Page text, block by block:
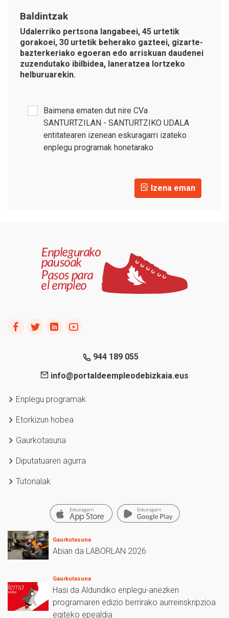
Baldintzak
Udalerriko pertsona langabeei, 45 urtetik
gorakoei, 30 urtetik beherako gazteei, gizarte-
bazterkeriako egoeran edo arriskuan daudenei
zuzendutako ibilbidea, laneratzea lortzeko
helburuarekin.
Baimena ematen dut nire CVa
SANTURTZILAN - SANTURTZIKO UDALA
entitatearen izenean eskuragarri izateko
enplegu programak honetarako
Izena eman
944 189 055
info@portaldeempleodebizkaia.eus
Enplegu programak
Etorkizun hobea
Gaurkotasuna
Diputatuaren agurra
Tutorialak
Gaurkotasuna
Abian da LABORLAN 2026
Gaurkotasuna
Hasi da Aldundiko enplegu-anezken
programaren edizio berrirako aurreinskripzioa
egiteko epealdia